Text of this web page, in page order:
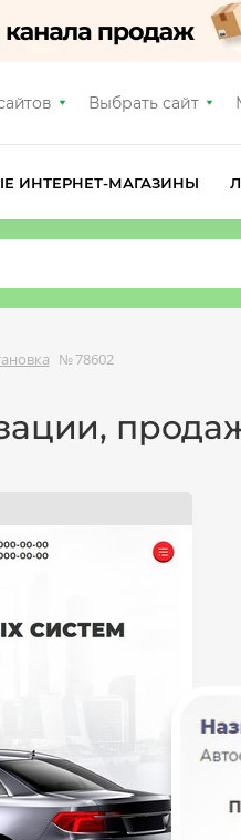
Выбрать сайт
ИНТЕРНЕТ-МАГАЗИНЫ
№ 78602